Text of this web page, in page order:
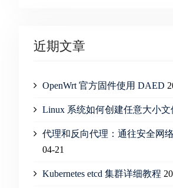
近期文章
OpenWrt 官方固件使用 DAED
Linux 系统如何创建任意大小文
代理和反向代理：通往安全网
04-21
Kubernetes etcd 集群详细教程